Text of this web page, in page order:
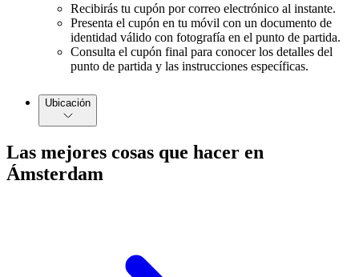
Recibirás tu cupón por correo electrónico al instante.
Presenta el cupón en tu móvil con un documento de
identidad válido con fotografía en el punto de partida.
Consulta el cupón final para conocer los detalles del
punto de partida y las instrucciones específicas.
Ubicación
Las mejores cosas que hacer en
Ámsterdam